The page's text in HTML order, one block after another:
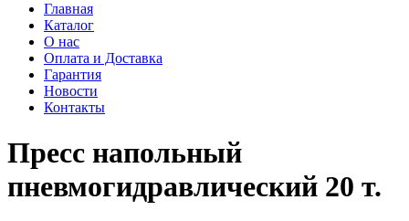
Главная
Каталог
О нас
Оплата и Доставка
Гарантия
Новости
Контакты
Пресс напольный
пневмогидравлический 20 т.